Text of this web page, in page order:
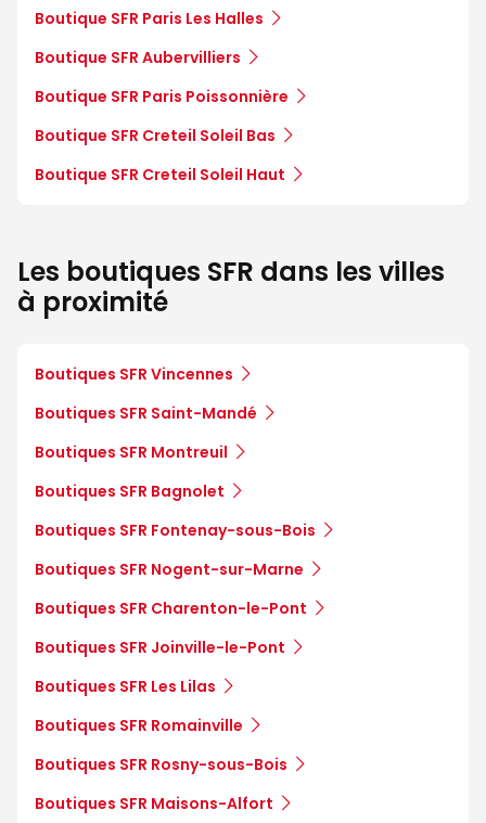
Boutique SFR Paris Les Halles
Boutique SFR Aubervilliers
Boutique SFR Paris Poissonnière
Boutique SFR Creteil Soleil Bas
Boutique SFR Creteil Soleil Haut
Les boutiques SFR dans les villes
à proximité
Boutiques SFR Vincennes
Boutiques SFR Saint-Mandé
Boutiques SFR Montreuil
Boutiques SFR Bagnolet
Boutiques SFR Fontenay-sous-Bois
Boutiques SFR Nogent-sur-Marne
Boutiques SFR Charenton-le-Pont
Boutiques SFR Joinville-le-Pont
Boutiques SFR Les Lilas
Boutiques SFR Romainville
Boutiques SFR Rosny-sous-Bois
Boutiques SFR Maisons-Alfort